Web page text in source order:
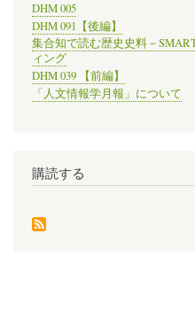
DHM 005
DHM 091【後編】
集合知で読む歴史史料－
ィング
DHM 039 【前編】
「人文情報学月報」について
購読する